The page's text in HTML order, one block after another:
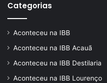
Categorias
Aconteceu na IBB
Aconteceu na IBB Acauã
Aconteceu na IBB Destilaria
Aconteceu na IBB Lourenço